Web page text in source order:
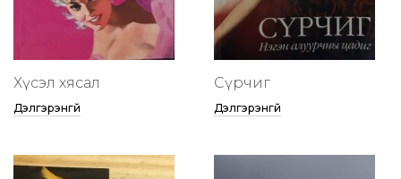
Хүсэл хясал
Дэлгэрэнгүй
Сүрчиг
Дэлгэрэнгүй